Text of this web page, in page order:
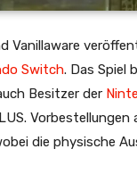
Vanillaware
Switch. Das Spiel
Besitzer der
die physische